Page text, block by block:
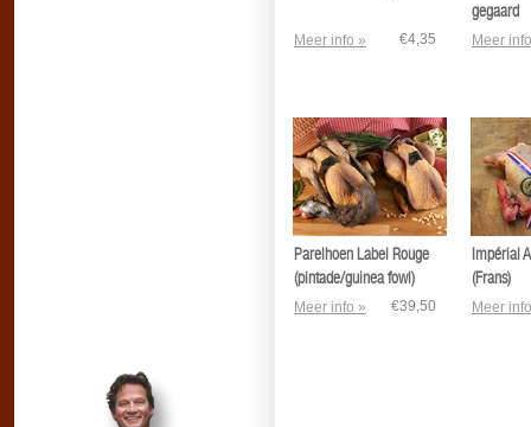
Meer info » €4,35
gegaard
Meer
Parelhoen Label Rouge
(pintade/guinea fowl)
Meer info » €39,50
Impérial
(Frans)
Meer